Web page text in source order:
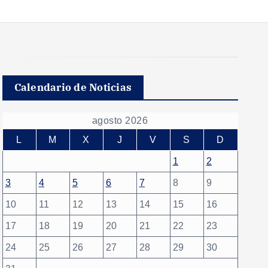
Calendario de Noticias
agosto 2026
L
M X J V S D
1 2
3 4 5 6 7 8 9
10 11 12 13 14 15 16
17 18 19 20 21 22 23
24 25 26 27 28 29 30